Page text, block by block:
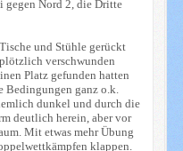
gegen Nord 2, die Dritte
und Stühle gerückt
verschwunden
Platz gefunden hatten
Bedingungen ganz o.k.
dunkel und durch die
deutlich herein, aber vor
Mit etwas mehr Übung
klappen.